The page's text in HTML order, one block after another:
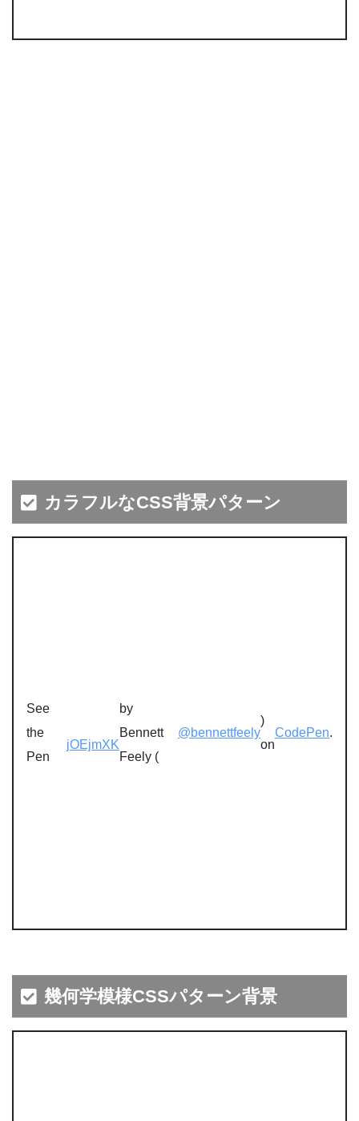
カラフルなCSS背景パターン
See
the
Pen
jOEjmXK
by
Bennett
Feely (
@bennettfeely
)
on
CodePen.
幾何学模様CSSパターン背景